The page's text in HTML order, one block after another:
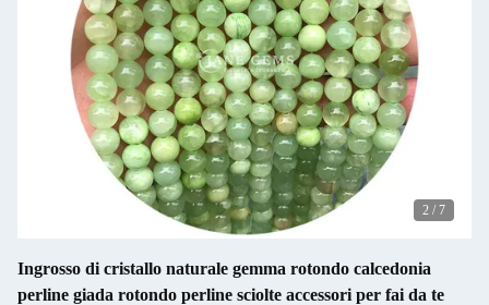
2 / 7
Ingrosso di cristallo naturale gemma rotondo calcedonia
perline giada rotondo perline sciolte accessori per fai da te